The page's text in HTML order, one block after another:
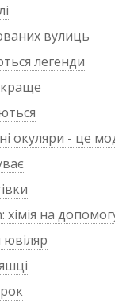
вулиць
легенди
краще
окуляри - це
хімія на
ювіляр